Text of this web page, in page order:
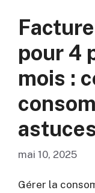
pour 4
mois :
mai 10, 2025
Gérer la